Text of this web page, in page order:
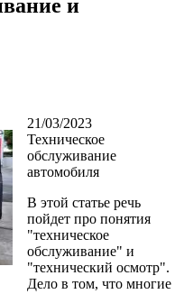
и
21/03/2023
Техническое
обслуживание
автомобиля
В этой статье речь
пойдет про понятия
"техническое
обслуживание" и
"технический осмотр".
Дело в том, что многие